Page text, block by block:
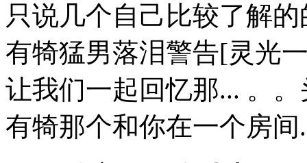
只说几个自己比较了解
有犄猛男落泪警告[灵光
让我们一起回忆那... 。
有犄那个和你在一个房间